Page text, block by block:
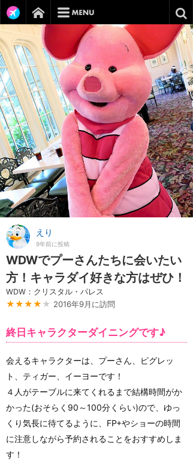
えり
9年前に投稿
WDWでプーさんたちに会いたい
方！キャラダイ好きな方はぜひ！
WDW：クリスタル・パレス
★★★★ ★ 2016年9月に訪問
終日キャラクターダイニングです♪
会えるキャラクターは、プーさん、ピグレッ
ト、ティガー、イーヨーです！
４人がテーブルに来てくれるまで結構時間がか
かった(おそらく90～100分くらい)ので、ゆっ
くり気長に待てるように、FP+やショーの時間
に注意しながら予約されることをおすすめしま
す！